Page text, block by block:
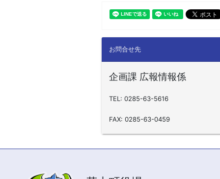
お問合せ先
企画課 広報情報係
TEL: 0285-63-5616
FAX: 0285-63-0459